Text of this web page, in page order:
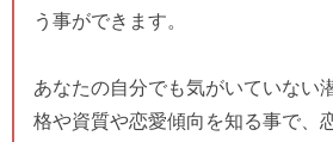
う事ができます。
あなたの自分でも気がいていない
格や資質や恋愛傾向を知る事で、